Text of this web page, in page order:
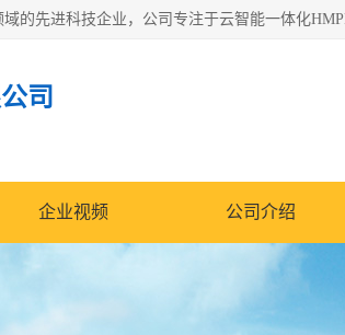
司
企业视频 公司介绍